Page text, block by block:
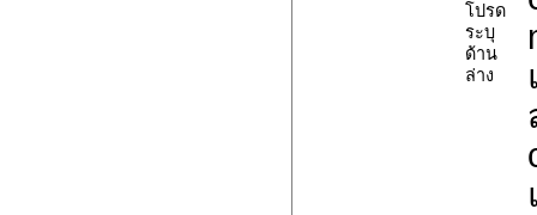
โปรด
ระบุ
ด้าน
ล่าง